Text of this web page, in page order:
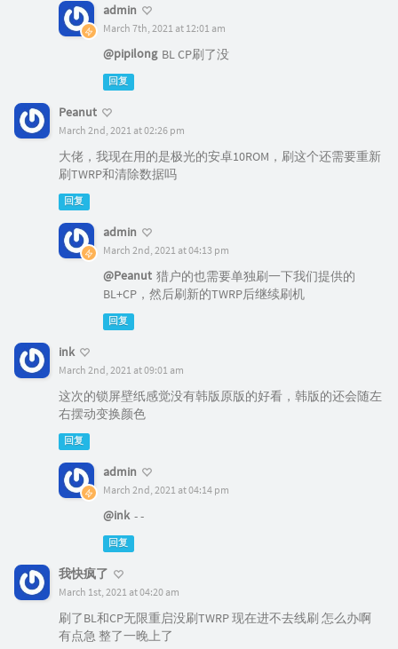
admin
March 7th, 2021 at 12:01 am
@pipilong BL CP刷了没
回复
Peanut
March 2nd, 2021 at 02:26 pm
大佬，我现在用的是极光的安卓10ROM，刷这个还需要重新
刷TWRP和清除数据吗
回复
admin
March 2nd, 2021 at 04:13 pm
@Peanut 猎户的也需要单独刷一下我们提供的
BL+CP，然后刷新的TWRP后继续刷机
回复
ink
March 2nd, 2021 at 09:01 am
这次的锁屏壁纸感觉没有韩版原版的好看，韩版的还会随左
右摆动变换颜色
回复
admin
March 2nd, 2021 at 04:14 pm
@ink - -
回复
我快疯了
March 1st, 2021 at 04:20 am
刷了BL和CP无限重启没刷TWRP 现在进不去线刷 怎么办啊
有点急 整了一晚上了